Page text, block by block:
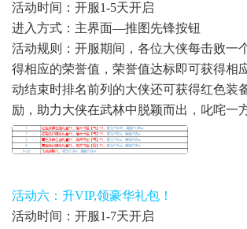
活动时间：开服1-5天开启
进入方式：主界面—推图先锋按钮
活动规则：开服期间，各位大侠每击败一
得相应的荣誉值，荣誉值达标即可获得相
动结束时排名前列的大侠还可获得红色装
励，助力大侠在武林中脱颖而出，叱咤一方
活动六：升VIP,领豪华礼包！
活动时间：开服1-7天开启